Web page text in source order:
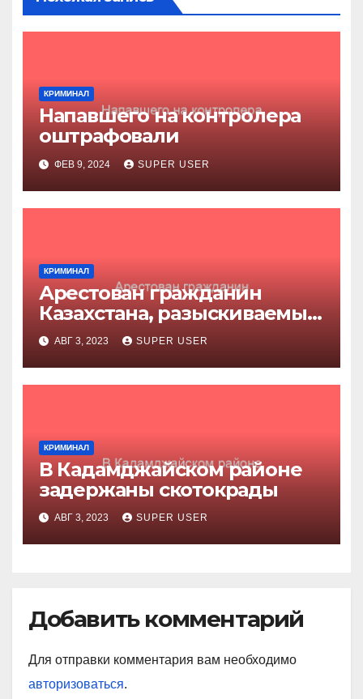
КРИМИНАЛ
Напавшего на контролера
оштрафовали
ФЕВ 9, 2024 SUPER USER
КРИМИНАЛ
Арестован гражданин
Казахстана, разыскиваемый
за убийство
АВГ 3, 2023 SUPER USER
КРИМИНАЛ
В Кадамджайском районе
задержаны скотокрады
АВГ 3, 2023 SUPER USER
Добавить комментарий
Для отправки комментария вам необходимо
авторизоваться.